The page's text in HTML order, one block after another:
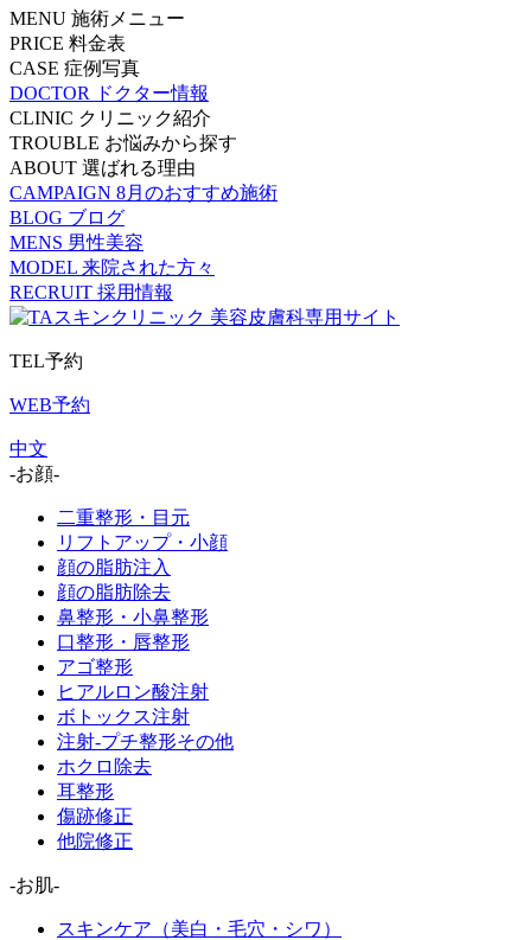
MENU 施術メニュー
PRICE 料金表
CASE 症例写真
DOCTOR
ドクター情報
CLINIC クリニック紹介
TROUBLE お悩みから探す
ABOUT 選ばれる理由
CAMPAIGN 8月のおすすめ施術
BLOG ブログ
MENS 男性美容
MODEL 来院された方々
RECRUIT 採用情報
TEL予約
WEB予約
中文
-お顔-
二重整形・目元
リフトアップ・小顔
顔の脂肪注入
顔の脂肪除去
鼻整形・小鼻整形
口整形・唇整形
アゴ整形
ヒアルロン酸注射
ボトックス注射
注射-プチ整形その他
ホクロ除去
耳整形
傷跡修正
他院修正
-お肌-
スキンケア（美白・毛穴・シワ）